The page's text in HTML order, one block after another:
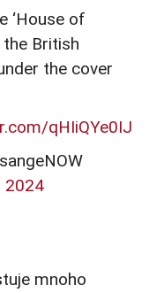
‘House of
the British
the cover
qHIiQYe0IJ
2024
mnoho